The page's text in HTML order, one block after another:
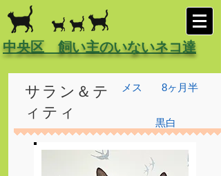
中央区 飼い主のいないネコ達
メス
サラン＆テ
ィティ
8ヶ月半
黒白